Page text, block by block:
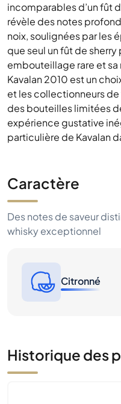
incomparables d’un fût
révèle des notes
noix, soulignées par les
que seul un fût de
embouteillage rare et sa
Kavalan 2010 est un
et les collectionneurs
des bouteilles limitées
expérience gustative
particulière de Kavalan
Caractère
Des notes de saveur
whisky exceptionnel
Citronné
Historique des